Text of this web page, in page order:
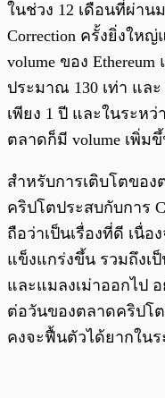
ในช่วง 12 เดือนที่ผ่า
Correction ครั้งยิ่งให
volume ของ
ประมาณ 130 เท่า แล
เพียง 1 ปี และในระห
ตลาดก็มี volume เพิ่ม
สำหรับการเติบโตขอ
คริปโตประสบกับการ
ถือว่าเป็นเรื่องที่ดี เนื่
แข็งแกร่งขึ้น รวมถึงเ
และแมลงเม่าออกไป อ
ต่อวันของตลาดคริปโ
คงจะฟื้นตัวได้ยากใน